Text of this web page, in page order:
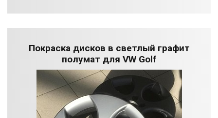
Покраска дисков в светлый графит
полумат для VW Golf